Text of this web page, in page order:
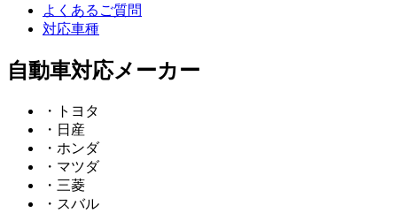
よくあるご質問
対応車種
自動車対応メーカー
・トヨタ
・日産
・ホンダ
・マツダ
・三菱
・スバル